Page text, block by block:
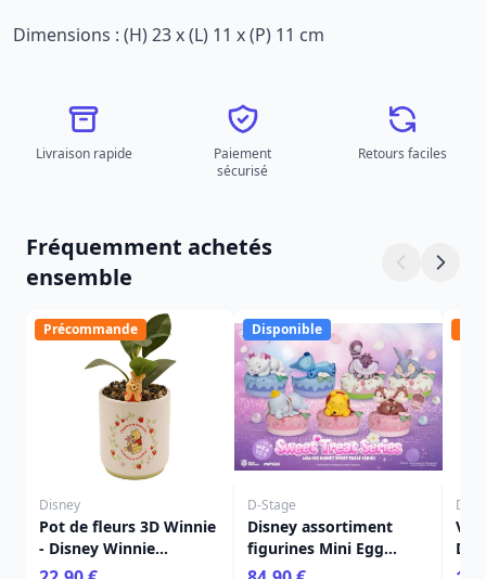
Dimensions : (H) 23 x (L) 11 x (P) 11 cm
Livraison rapide
Paiement
sécurisé
Retours faciles
Fréquemment achetés
ensemble
Précommande
Disney
Pot de fleurs 3D Winnie
- Disney Winnie
l'Ourson
Disponible
D-Stage
Disney assortiment
figurines Mini Egg
Attack Blind Box Sweet